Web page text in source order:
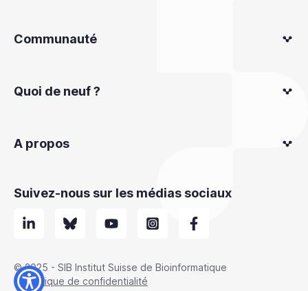
Communauté
Quoi de neuf ?
A propos
Suivez-nous sur les médias sociaux
© 2025 - SIB Institut Suisse de Bioinformatique
Politique de confidentialité